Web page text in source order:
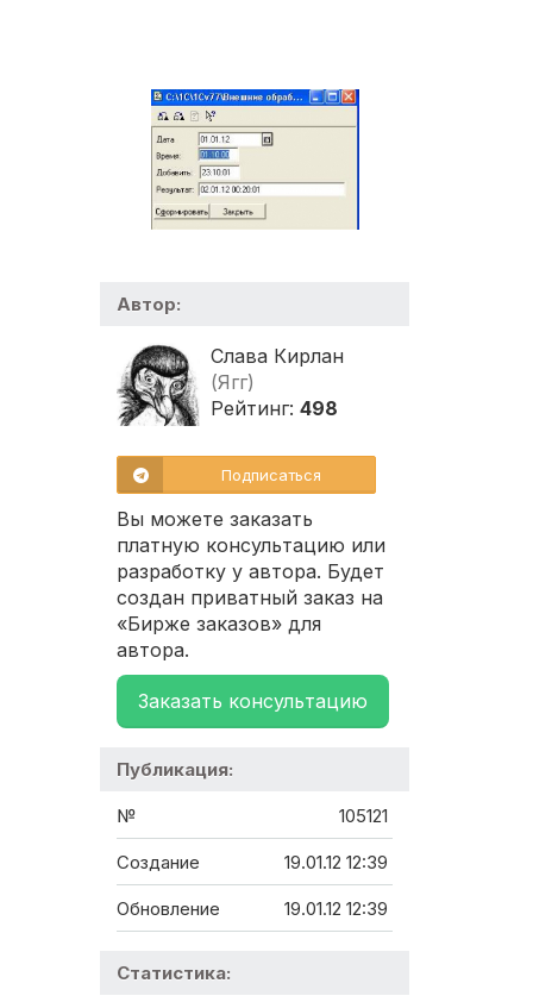
Автор:
Слава Кирлан
(Ягг)
Рейтинг: 498
Подписаться
Вы можете заказать
платную консультацию или
разработку у автора. Будет
создан приватный заказ на
«Бирже заказов» для
автора.
Заказать консультацию
Публикация:
№ 105121
Создание 19.01.12 12:39
Обновление 19.01.12 12:39
Статистика: